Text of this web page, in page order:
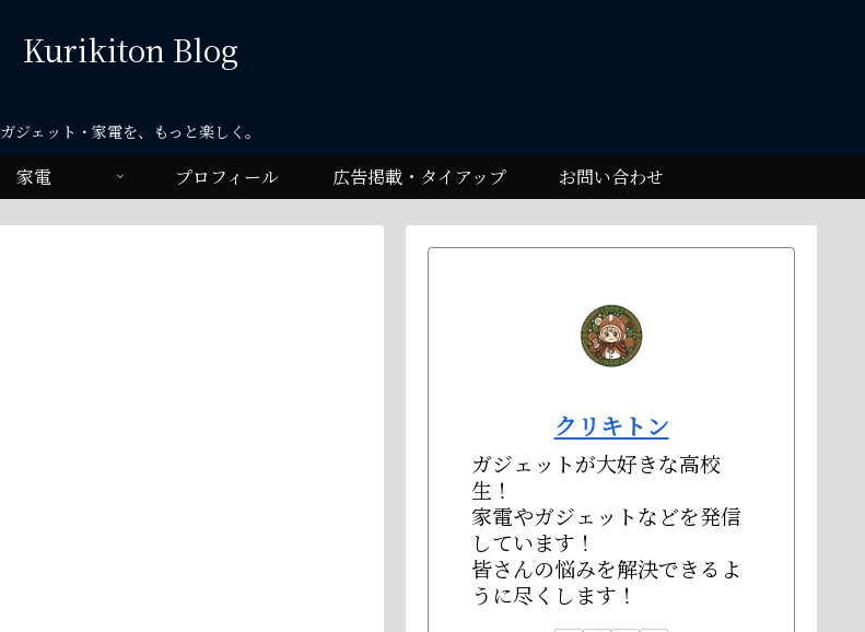
Kurikiton Blog
ガジェット・家電を、もっと楽しく。
家電 プロフィール 広告掲載・タイアップ お問い合わせ
クリキトン
ガジェットが大好きな高校
生！
家電やガジェットなどを発信
しています！
皆さんの悩みを解決できるよ
うに尽くします！